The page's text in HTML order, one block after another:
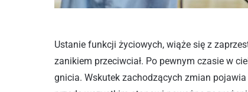
Ustanie funkcji życiowych, wiąże się z
zanikiem przeciwciał. Po pewnym czasie w
gnicia. Wskutek zachodzących zmian